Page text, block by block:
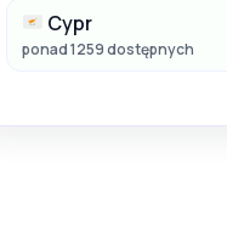
Cypr
ponad 1259 dostępnych